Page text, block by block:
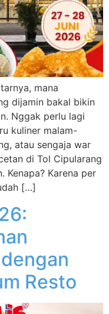
mana
dijamin bakal bikin
Nggak perlu lagi
kuliner malam-
atau sengaja war
di Tol Cipularang
Kenapa? Karena per
[…]
Resto